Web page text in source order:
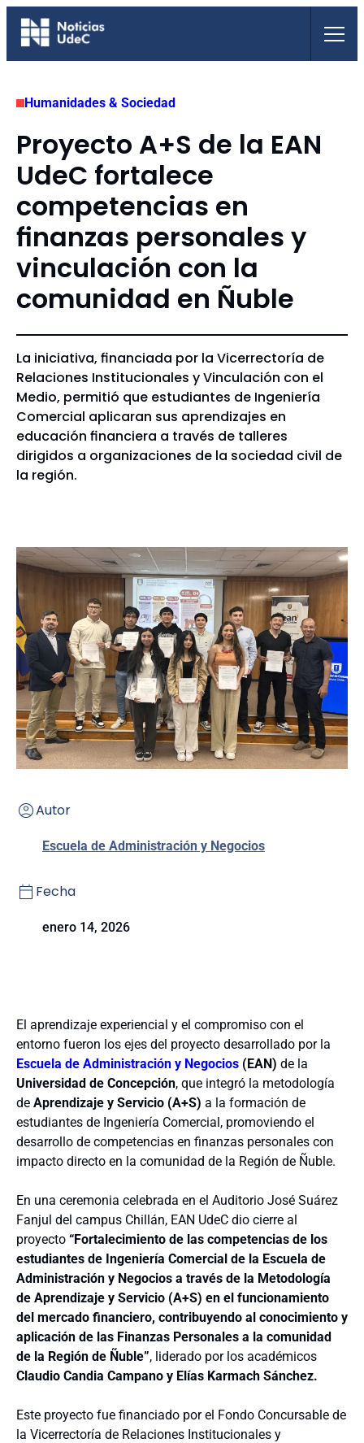
Saltar
Humanidades & Sociedad
Proyecto A+S de la EAN
UdeC fortalece
competencias en
finanzas personales y
vinculación con la
comunidad en Ñuble
La iniciativa, financiada por la Vicerrectoría de
Relaciones Institucionales y Vinculación con el
Medio, permitió que estudiantes de Ingeniería
Comercial aplicaran sus aprendizajes en
educación financiera a través de talleres
dirigidos a organizaciones de la sociedad civil de
la región.
Autor
Escuela de Administración y Negocios
Fecha
enero 14, 2026
El aprendizaje experiencial y el compromiso con el
entorno fueron los ejes del proyecto desarrollado por la
Escuela de Administración y Negocios (EAN) de la
Universidad de Concepción, que integró la metodología
de Aprendizaje y Servicio (A+S) a la formación de
estudiantes de Ingeniería Comercial, promoviendo el
desarrollo de competencias en finanzas personales con
impacto directo en la comunidad de la Región de Ñuble.
En una ceremonia celebrada en el Auditorio José Suárez
Fanjul del campus Chillán, EAN UdeC dio cierre al
proyecto “Fortalecimiento de las competencias de los
estudiantes de Ingeniería Comercial de la Escuela de
Administración y Negocios a través de la Metodología
de Aprendizaje y Servicio (A+S) en el funcionamiento
del mercado financiero, contribuyendo al conocimiento y
aplicación de las Finanzas Personales a la comunidad
de la Región de Ñuble”, liderado por los académicos
Claudio Candia Campano y Elías Karmach Sánchez.
Este proyecto fue financiado por el Fondo Concursable de
la Vicerrectoría de Relaciones Institucionales y